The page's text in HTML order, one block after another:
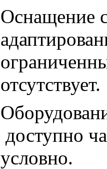
Оснащение
отсутствует.
доступно
условно.